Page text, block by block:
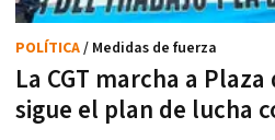
La CGT marcha a
sigue el plan de lucha
POLÍTICA/ Medidas de fuerza